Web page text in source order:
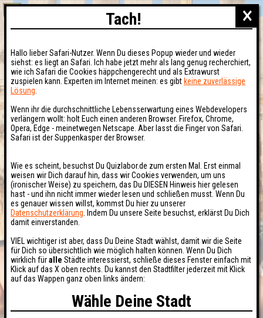
×
Tach!
Hallo lieber Safari-Nutzer. Wenn Du dieses Popup wieder und wieder
siehst: es liegt an Safari. Ich habe jetzt mehr als lang genug recherchiert,
wie ich Safari die Cookies häppchengerecht und als Extrawurst
zuspielen kann. Experten im Internet meinen: es gibt keine zuverlässige
Lösung
Wenn ihr die durchschnittliche Lebensserwartung eines Webdevelopers
verlängern wollt: holt Euch einen anderen Browser. Firefox, Chrome,
Opera, Edge - meinetwegen Netscape. Aber lasst die Finger von Safari.
Safari ist der Suppenkasper der Browser.
Wie es scheint, besuchst Du Quizlabor.de zum ersten Mal. Erst einmal
weisen wir Dich darauf hin, dass wir Cookies verwenden, um uns
(ironischer Weise) zu speichern, das Du DIESEN Hinweis hier gelesen
hast - und ihn nicht immer wieder lesen und schließen musst. Wenn Du
es genauer wissen willst, kommst Du hier zu unserer
Datenschutzerklärung . Indem Du unsere Seite besuchst, erklärst Du Dich
damit einverstanden.
VIEL wichtiger ist aber, dass Du Deine Stadt wählst, damit wir die Seite
für Dich so übersichtlich wie möglich halten können. Wenn Du Dich
wirklich füralle Städte interessierst, schließe dieses Fenster einfach mit
Klick auf das X oben rechts. Du kannst den Stadtfilter jederzeit mit Klick
auf das Wappen ganz oben links ändern:
Wähle Deine Stadt